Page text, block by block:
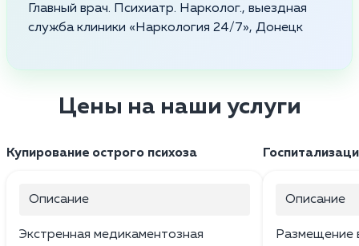
Главный врач. Психиатр. Нарколог., выездная
служба клиники «Наркология 24/7», Донецк
Цены на наши услуги
Купирование острого психоза
Описание
Экстренная медикаментозная
Описание
Размещение